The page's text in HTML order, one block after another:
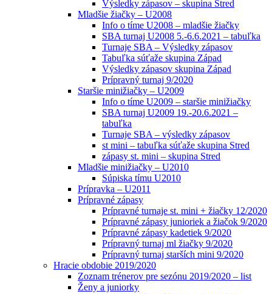
Výsledky zápasov – skupina Stred
Mladšie žiačky – U2008
Info o tíme U2008 – mladšie žiačky
SBA turnaj U2008 5.-6.6.2021 – tabuľka
Turnaje SBA – Výsledky zápasov
Tabuľka súťaže skupina Západ
Výsledky zápasov skupina Západ
Prípravný turnaj 9/2020
Staršie minižiačky – U2009
Info o tíme U2009 – staršie minižiačky
SBA turnaj U2009 19.-20.6.2021 –
tabuľka
Turnaje SBA – výsledky zápasov
st mini – tabuľka súťaže skupina Stred
zápasy st. mini – skupina Stred
Mladšie minižiačky – U2010
Súpiska tímu U2010
Prípravka – U2011
Prípravné zápasy
Prípravné turnaje st. mini + žiačky 12/2020
Prípravné zápasy junioriek a žiačok 9/2020
Prípravné zápasy kadetiek 9/2020
Prípravný turnaj ml žiačky 9/2020
Prípravný turnaj starších mini 9/2020
Hracie obdobie 2019/2020
Zoznam trénerov pre sezónu 2019/2020 – list
Ženy a juniorky